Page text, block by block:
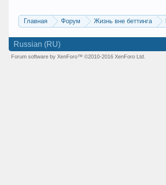
Главная Форум Жизнь вне беттинга
Russian (RU)
Forum software by XenForo™©2010-2016 XenForo Ltd.